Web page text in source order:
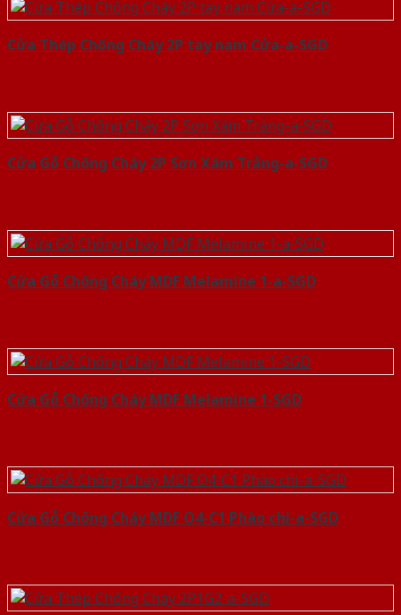
Cửa Thép Chống Cháy 2P tay nam Cửa-a-SGD
Cửa Gỗ Chống Cháy 2P Sơn Xám Trắng-a-SGD
Cửa Gỗ Chống Cháy MDF Melamine 1-a-SGD
Cửa Gỗ Chống Cháy MDF Melamine 1-SGD
Cửa Gỗ Chống Cháy MDF O4-C1 Phào chi-a-SGD